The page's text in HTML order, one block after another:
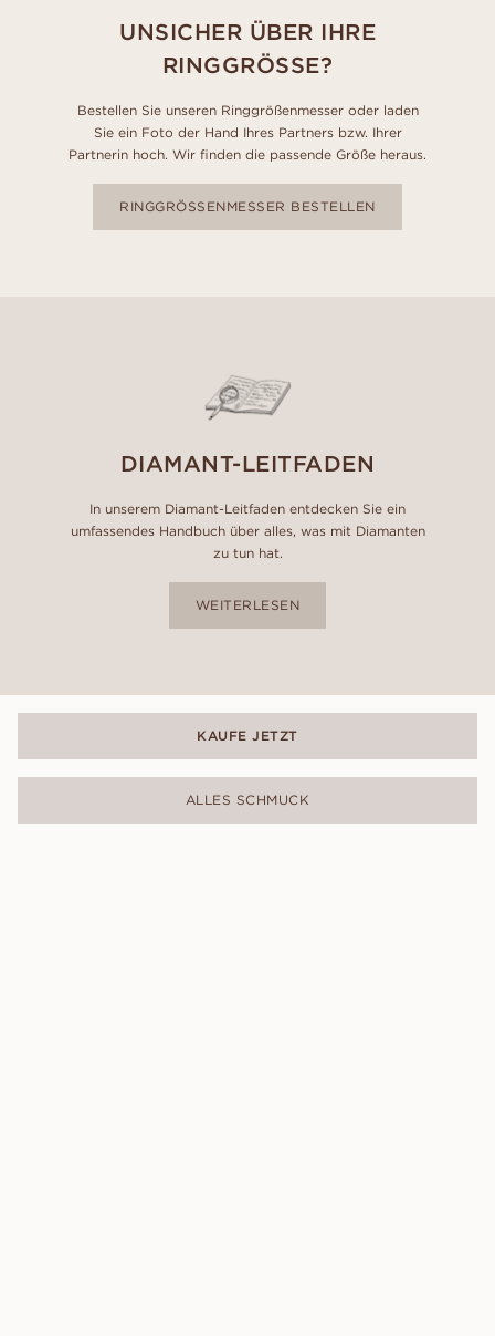
UNSICHER ÜBER IHRE
RINGGRÖSSE?
Bestellen Sie unseren Ringgrößenmesser oder laden
Sie ein Foto der Hand Ihres Partners bzw. Ihrer
Partnerin hoch. Wir finden die passende Größe heraus.
RINGGRÖSSENMESSER BESTELLEN
DIAMANT-LEITFADEN
In unserem Diamant-Leitfaden entdecken Sie ein
umfassendes Handbuch über alles, was mit Diamanten
zu tun hat.
WEITERLESEN
KAUFE JETZT
ALLES SCHMUCK